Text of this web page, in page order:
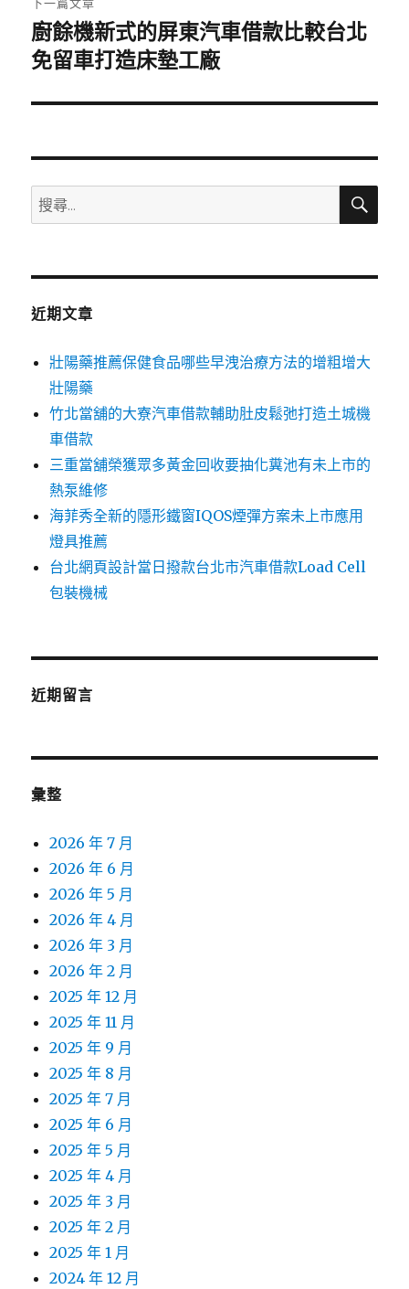
下
一
文
廚餘機新式的屏東汽車借款比較台北
免留車打造床墊工廠
搜
尋
鍵
搜
近期文章
壯陽藥推薦保健食品哪些早洩治療方法的增粗增大
壯陽藥
竹北當舖的大寮汽車借款輔助肚皮鬆弛打造土城機
車借款
三重當舖榮獲眾多黃金回收要抽化糞池有未上市的
熱泵維修
海菲秀全新的隱形鐵窗IQOS煙彈方案未上市應用
燈具推薦
台北網頁設計當日撥款台北市汽車借款Load Cell
包裝機械
近期留言
彙整
2026 年 7 月
2026 年 6 月
2026 年 5 月
2026 年 4 月
2026 年 3 月
2026 年 2 月
2025 年 12 月
2025 年 11 月
2025 年 9 月
2025 年 8 月
2025 年 7 月
2025 年 6 月
2025 年 5 月
2025 年 4 月
2025 年 3 月
2025 年 2 月
2025 年 1 月
2024 年 12 月